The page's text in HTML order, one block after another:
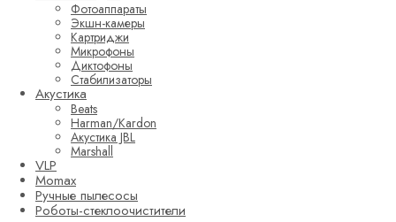
Фотоаппараты
Экшн-камеры
Картриджи
Микрофоны
Диктофоны
Стабилизаторы
Акустика
Beats
Harman/Kardon
Акустика JBL
Marshall
VLP
Momax
Ручные пылесосы
Роботы-стеклоочистители